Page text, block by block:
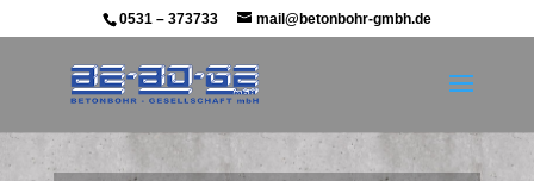
0531 – 373733 mail@betonbohr-gmbh.de